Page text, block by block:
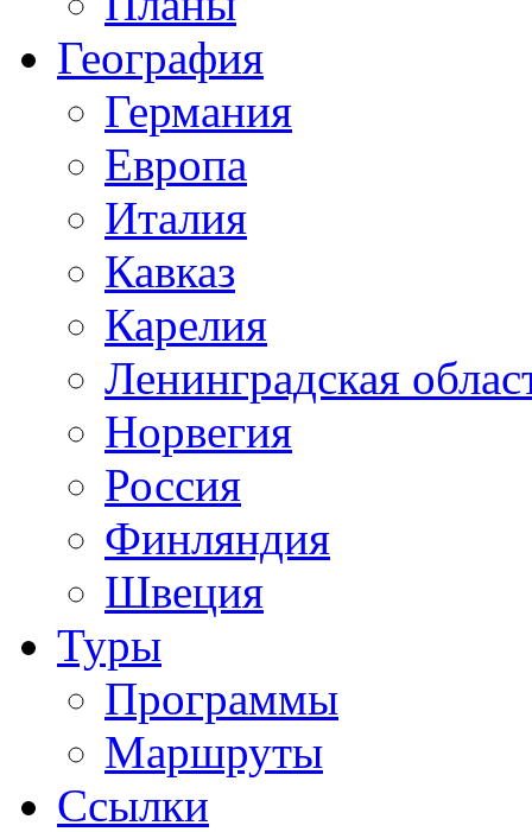
География
Германия
Европа
Италия
Кавказ
Карелия
Ленинградская
Норвегия
Россия
Финляндия
Швеция
Туры
Программы
Маршруты
Ссылки